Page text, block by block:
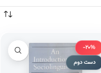
-20%
دست دوم